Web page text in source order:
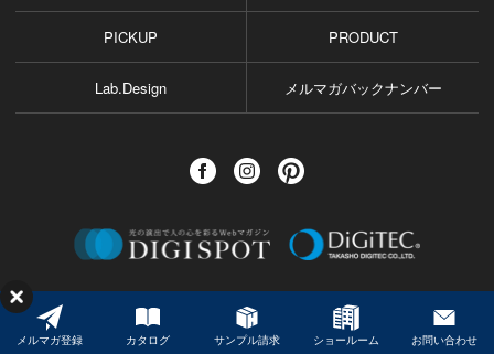
メルマガ登録 カタログ サンプル請求 ショールーム お問い合わせ
PICKUP PRODUCT
Lab.Design メルマガバックナンバー
©️ TAKASHO DIGITEC CO.,LTD. All Rights Reserved.